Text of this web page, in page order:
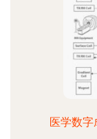
医学数字